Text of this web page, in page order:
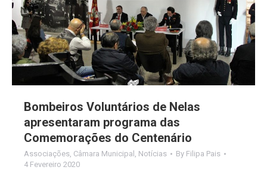
Bombeiros Voluntários de Nelas
apresentaram programa das
Comemorações do Centenário
Associações, Câmara Municipal , Notícias By Filipa Pais
4 Fevereiro 2020